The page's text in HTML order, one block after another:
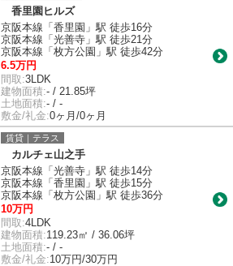
香里園ヒルズ
京阪本線「香里園」駅 徒歩16分
京阪本線「光善寺」駅 徒歩21分
京阪本線「枚方公園」駅 徒歩42分
6.5万円
間取:3LDK
建物面積:- / 21.85坪
土地面積:- / -
敷金/礼金:0ヶ月/0ヶ月
賃貸｜テラス
カルチェ山之手
京阪本線「光善寺」駅 徒歩14分
京阪本線「香里園」駅 徒歩15分
京阪本線「枚方公園」駅 徒歩36分
10万円
間取:4LDK
建物面積:119.23㎡ / 36.06坪
土地面積:- / -
敷金/礼金:10万円/30万円